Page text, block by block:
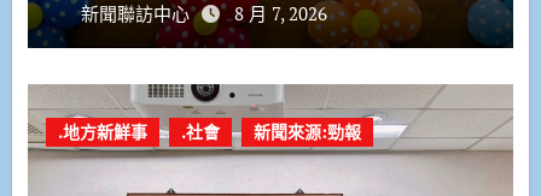
新聞聯訪中心 8 月 7, 2026
.地方新鮮事 .社會 新聞來源:勁報